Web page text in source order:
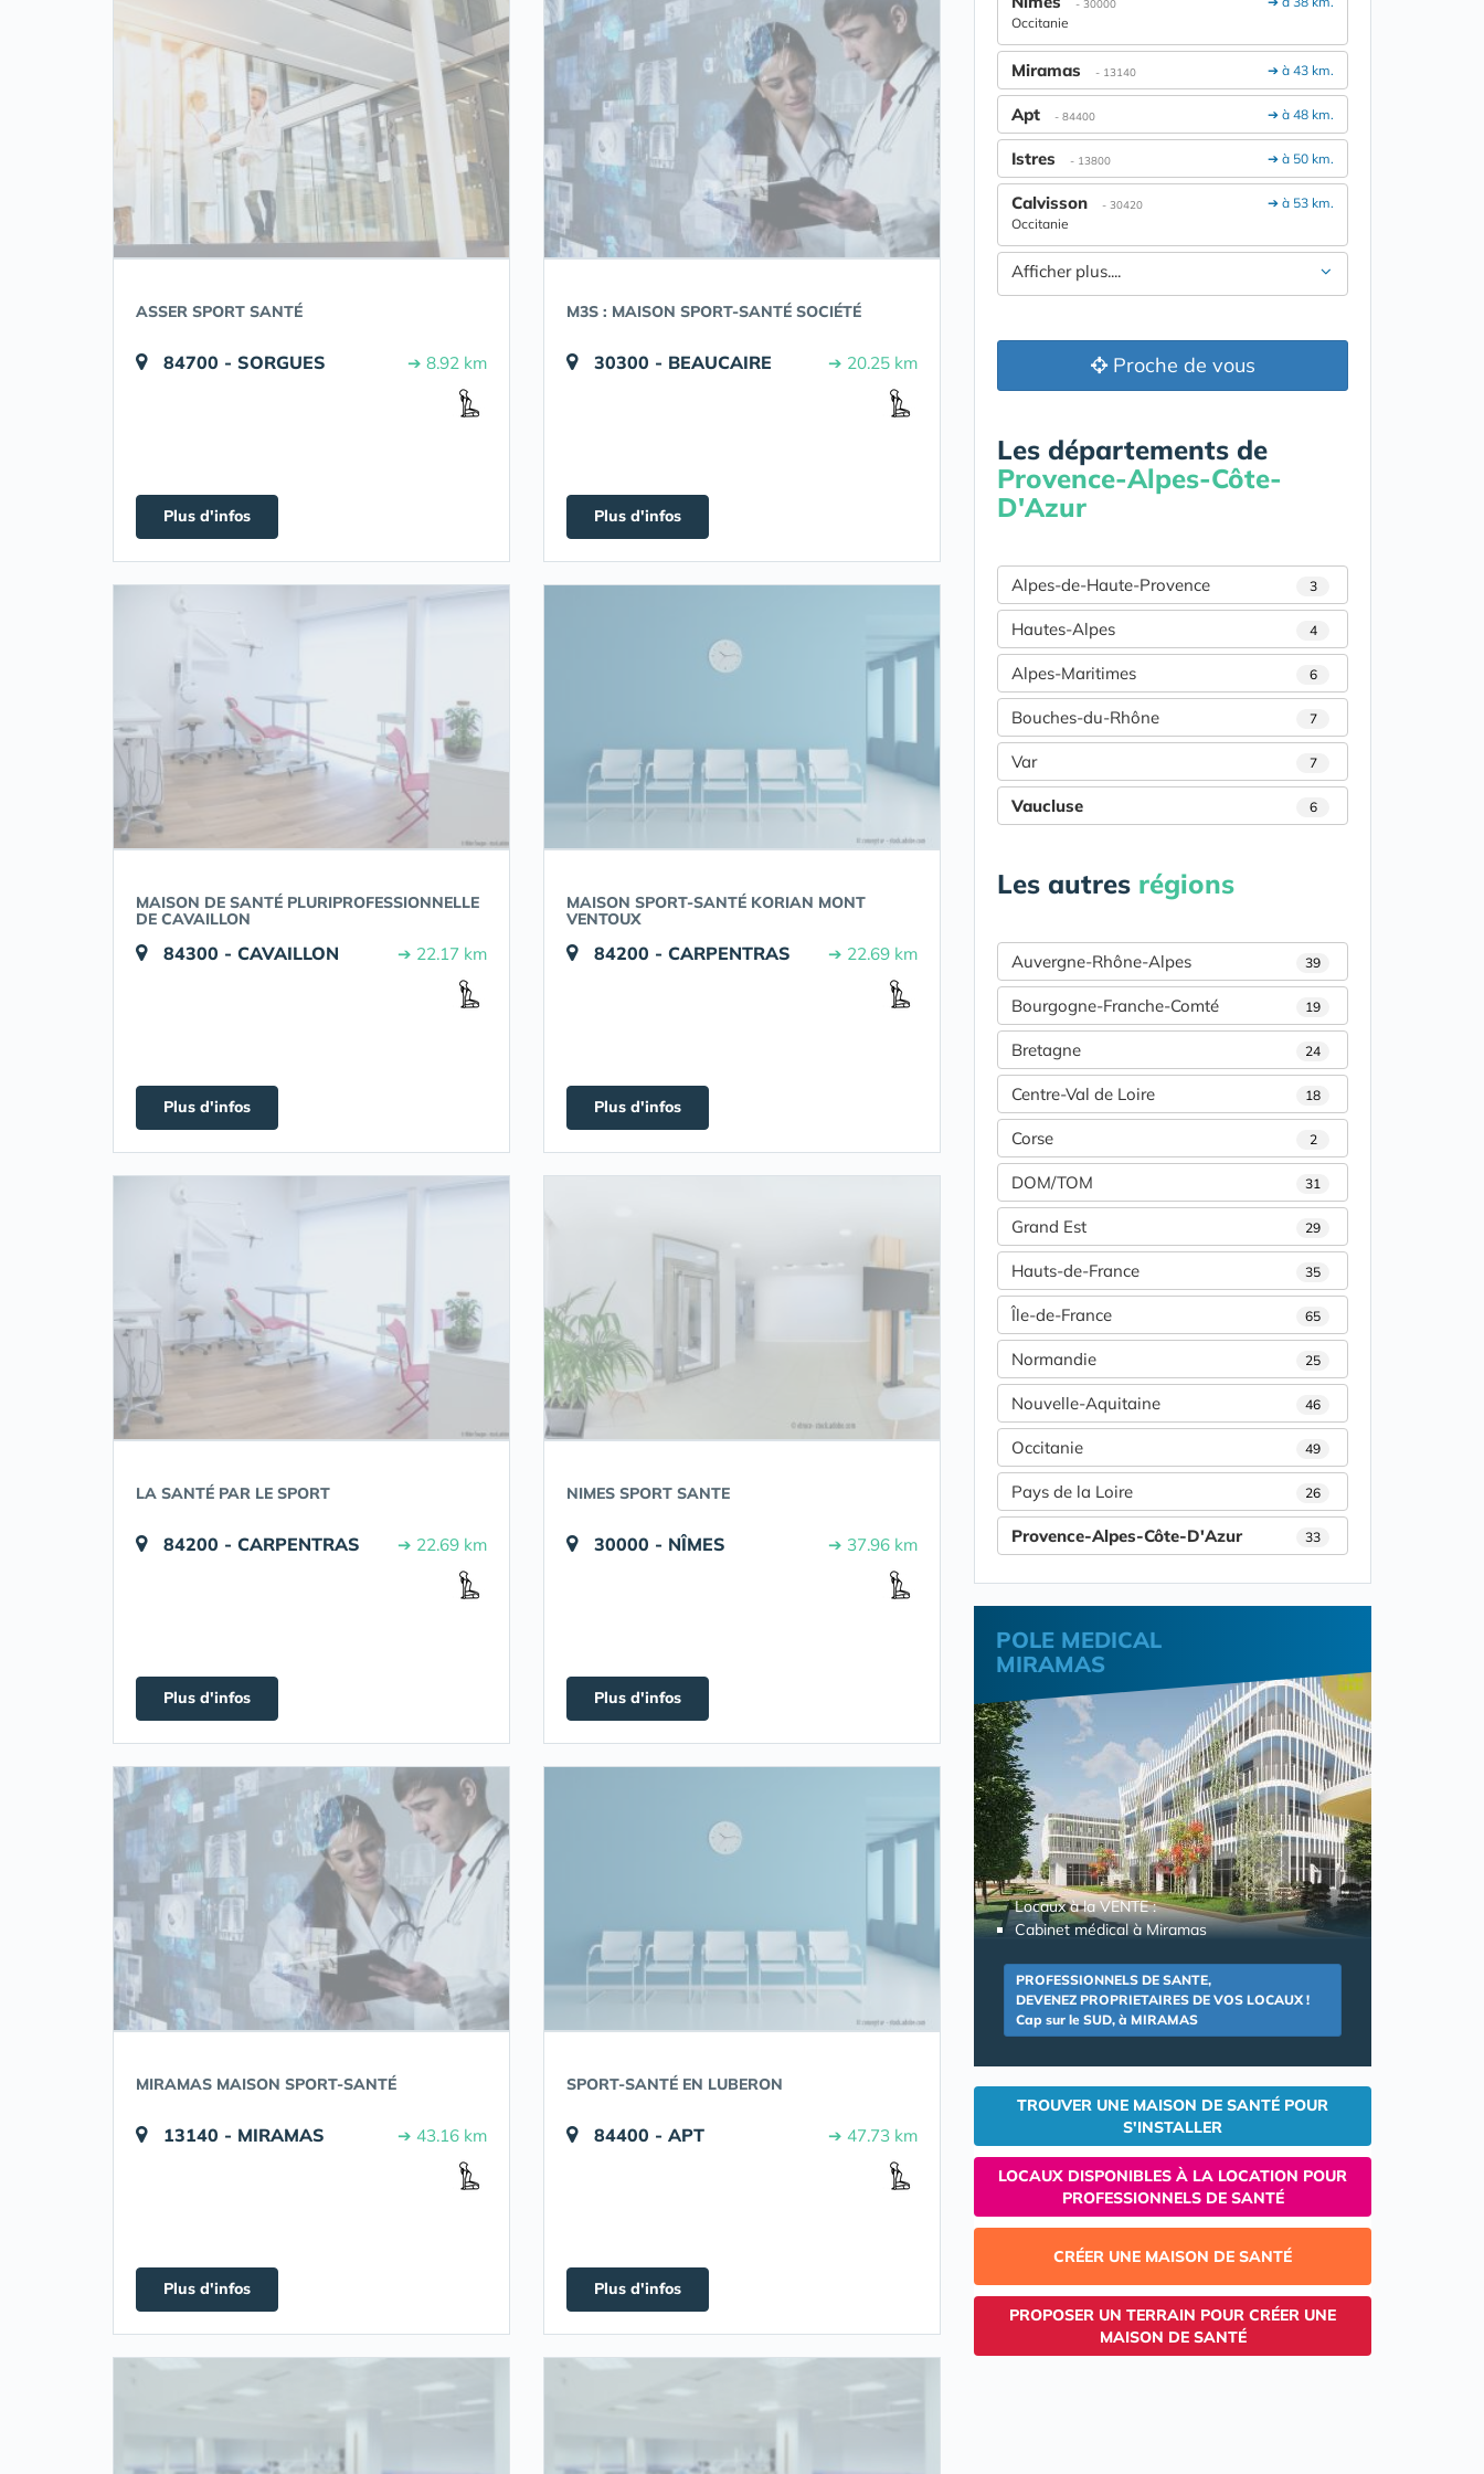
ASSER SPORT SANTÉ
84700 - SORGUES ➔ 8.92 km
Plus d'infos
M3S : MAISON SPORT-SANTÉ SOCIÉTÉ
30300 - BEAUCAIRE ➔ 20.25 km
Plus d'infos
MAISON DE SANTÉ PLURIPROFESSIONNELLE
DE CAVAILLON
84300 - CAVAILLON ➔ 22.17 km
Plus d'infos
MAISON SPORT-SANTÉ KORIAN MONT
VENTOUX
84200 - CARPENTRAS ➔ 22.69 km
Plus d'infos
LA SANTÉ PAR LE SPORT
84200 - CARPENTRAS ➔ 22.69 km
Plus d'infos
NIMES SPORT SANTE
30000 - NÎMES ➔ 37.96 km
Plus d'infos
MIRAMAS MAISON SPORT-SANTÉ
13140 - MIRAMAS ➔ 43.16 km
Plus d'infos
SPORT-SANTÉ EN LUBERON
84400 - APT ➔ 47.73 km
Plus d'infos
- 30000
Occitanie
➔ à 43 km.
Miramas - 13140
➔ à 48 km.
Apt - 84400
➔ à 50 km.
Istres - 13800
➔ à 53 km.
Calvisson - 30420
Occitanie
Afficher plus....
Proche de vous
Les départements de
Provence-Alpes-Côte-
D'Azur
Alpes-de-Haute-Provence 3
Hautes-Alpes 4
Alpes-Maritimes 6
Bouches-du-Rhône 7
Var 7
Vaucluse 6
Les autres régions
Auvergne-Rhône-Alpes 39
Bourgogne-Franche-Comté 19
Bretagne 24
Centre-Val de Loire 18
Corse 2
DOM/TOM 31
Grand Est 29
Hauts-de-France 35
Île-de-France 65
Normandie 25
Nouvelle-Aquitaine 46
Occitanie 49
Pays de la Loire 26
Provence-Alpes-Côte-D'Azur 33
POLE MEDICAL
MIRAMAS
Locaux à la VENTE :
Cabinet médical à Miramas
PROFESSIONNELS DE SANTE,
DEVENEZ PROPRIETAIRES DE VOS LOCAUX !
Cap sur le SUD, à MIRAMAS
TROUVER UNE MAISON DE SANTÉ POUR
S'INSTALLER
LOCAUX DISPONIBLES À LA LOCATION POUR
PROFESSIONNELS DE SANTÉ
CRÉER UNE MAISON DE SANTÉ
PROPOSER UN TERRAIN POUR CRÉER UNE
MAISON DE SANTÉ